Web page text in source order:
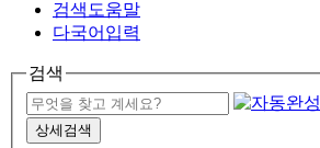
검색도움말
다국어입력
검색
상세검색